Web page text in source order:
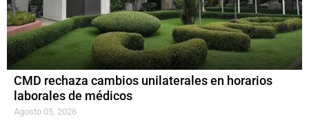
CMD rechaza cambios unilaterales en horarios
laborales de médicos
Agosto 05, 2026